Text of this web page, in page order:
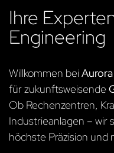
Ihre
Engineering
Willkommen bei
für zukunftsweisende
Ob Rechenzentren,
Industrieanlagen – wir
höchste Präzision und